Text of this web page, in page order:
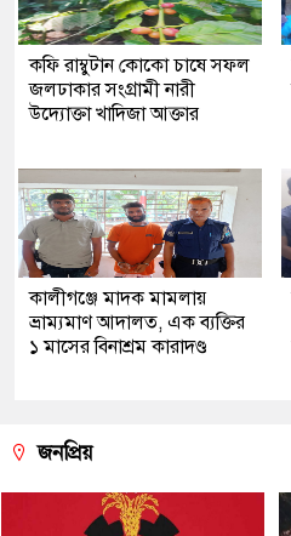
কফি রাম্বুটান কোকো চাষে সফল
জলঢাকার সংগ্রামী নারী
উদ্যোক্তা খাদিজা আক্তার
কালীগঞ্জে মাদক মামলায়
ভ্রাম্যমাণ আদালত, এক ব্যক্তির
১ মাসের বিনাশ্রম কারাদণ্ড
জনপ্রিয়